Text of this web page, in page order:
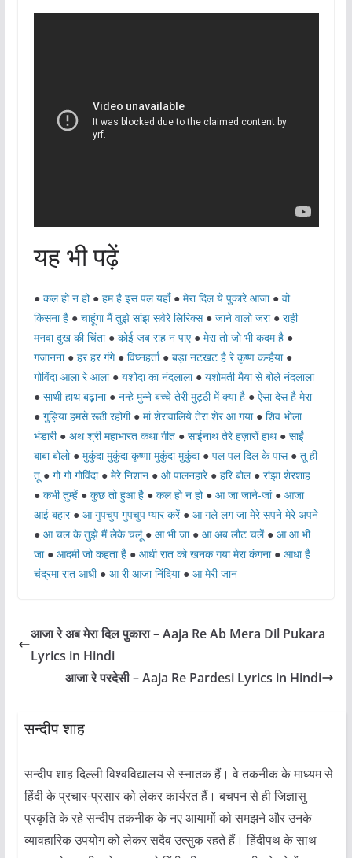
यह भी पढ़ें
● कल हो न हो● हम है इस पल यहाँ● मेरा दिल ये पुकारे आजा● वो
किसना है● चाहूंगा मैं तुझे सांझ सवेरे लिरिक्स● जाने वालो जरा● राही
मनवा दुख की चिंता● कोई जब राह न पाए● मेरा तो जो भी कदम है●
गजानना● हर हर गंगे● विघ्नहर्ता● बड़ा नटखट है रे कृष्ण कन्हैया●
गोविंदा आला रे आला● यशोदा का नंदलाला● यशोमती मैया से बोले नंदलाला
● साथी हाथ बढ़ाना● नन्हे मुन्ने बच्चे तेरी मुट्ठी में क्या है● ऐसा देस है मेरा
● गुड़िया हमसे रूठी रहोगी● मां शेरावालिये तेरा शेर आ गया● शिव भोला
भंडारी● अथ श्री महाभारत कथा गीत● साईनाथ तेरे हज़ारों हाथ● साईं
बाबा बोलो● मुकुंदा मुकुंदा कृष्णा मुकुंदा मुकुंदा● पल पल दिल के पास● तू ही
तू● गो गो गोविंदा● मेरे निशान● ओ पालनहारे● हरि बोल● रांझा शेरशाह
● कभी तुम्हें● कुछ तो हुआ है● कल हो न हो● आ जा जाने-जां● आजा
आई बहार● आ गुपचुप गुपचुप प्यार करें● आ गले लग जा मेरे सपने मेरे अपने
● आ चल के तुझे मैं लेके चलूं● आ भी जा● आ अब लौट चलें● आ आ भी
जा● आदमी जो कहता है● आधी रात को खनक गया मेरा कंगना● आधा है
चंद्रमा रात आधी● आ री आजा निंदिया● आ मेरी जान
आजा रे अब मेरा दिल पुकारा – Aaja Re Ab Mera Dil Pukara
Lyrics in Hindi
आजा रे परदेसी – Aaja Re Pardesi Lyrics in Hindi
सन्दीप शाह
सन्दीप शाह दिल्ली विश्वविद्यालय से स्नातक हैं। वे तकनीक के माध्यम से
हिंदी के प्रचार-प्रसार को लेकर कार्यरत हैं। बचपन से ही जिज्ञासु
प्रकृति के रहे सन्दीप तकनीक के नए आयामों को समझने और उनके
व्यावहारिक उपयोग को लेकर सदैव उत्सुक रहते हैं। हिंदीपथ के साथ